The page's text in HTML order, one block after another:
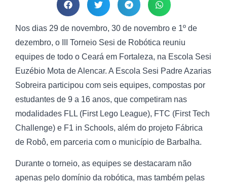
Nos dias 29 de novembro, 30 de novembro e 1º de
dezembro, o III Torneio Sesi de Robótica reuniu
equipes de todo o Ceará em Fortaleza, na Escola Sesi
Euzébio Mota de Alencar. A Escola Sesi Padre Azarias
Sobreira participou com seis equipes, compostas por
estudantes de 9 a 16 anos, que competiram nas
modalidades FLL (First Lego League), FTC (First Tech
Challenge) e F1 in Schools, além do projeto Fábrica
de Robô, em parceria com o município de Barbalha.
Durante o torneio, as equipes se destacaram não
apenas pelo domínio da robótica, mas também pelas